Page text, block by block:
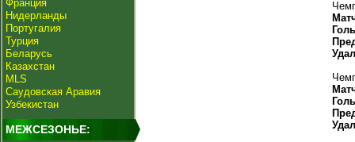
Франция
Нидерланды
Португалия
Турция
Беларусь
Казахстан
MLS
Саудовская Аравия
Узбекистан
МЕЖСЕЗОНЬЕ: